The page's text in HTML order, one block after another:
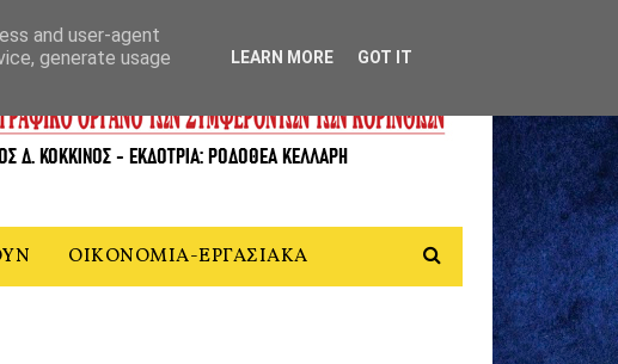
ΟΙΚΟΝΟΜΙΑ-ΕΡΓΑΣΙΑΚΑ
and user-agent
generate usage
LEARN MORE GOT IT